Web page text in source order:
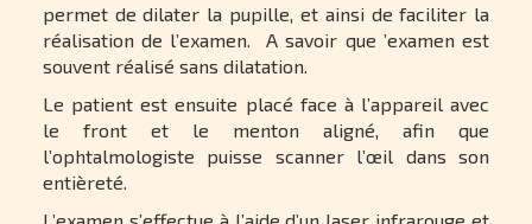
permet de dilater la pupille, et ainsi de faciliter la
réalisation de l’examen. A savoir que ’examen est
souvent réalisé sans dilatation.
Le patient est ensuite placé face à l’appareil avec
le front et le menton aligné, afin que
l’ophtalmologiste puisse scanner l’œil dans son
entièreté.